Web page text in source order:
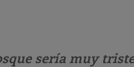
sería muy